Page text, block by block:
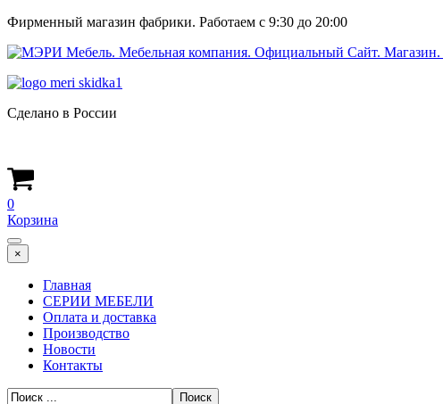
Фирменный магазин фабрики. Работаем с 9:30 до 20:00
Сделано в России
0
Корзина
×
Главная
СЕРИИ МЕБЕЛИ
Оплата и доставка
Производство
Новости
Контакты